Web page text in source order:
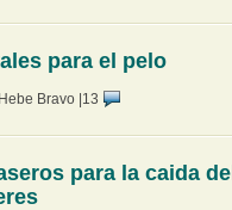
para el pelo
Hebe Bravo | 13
para la caida del